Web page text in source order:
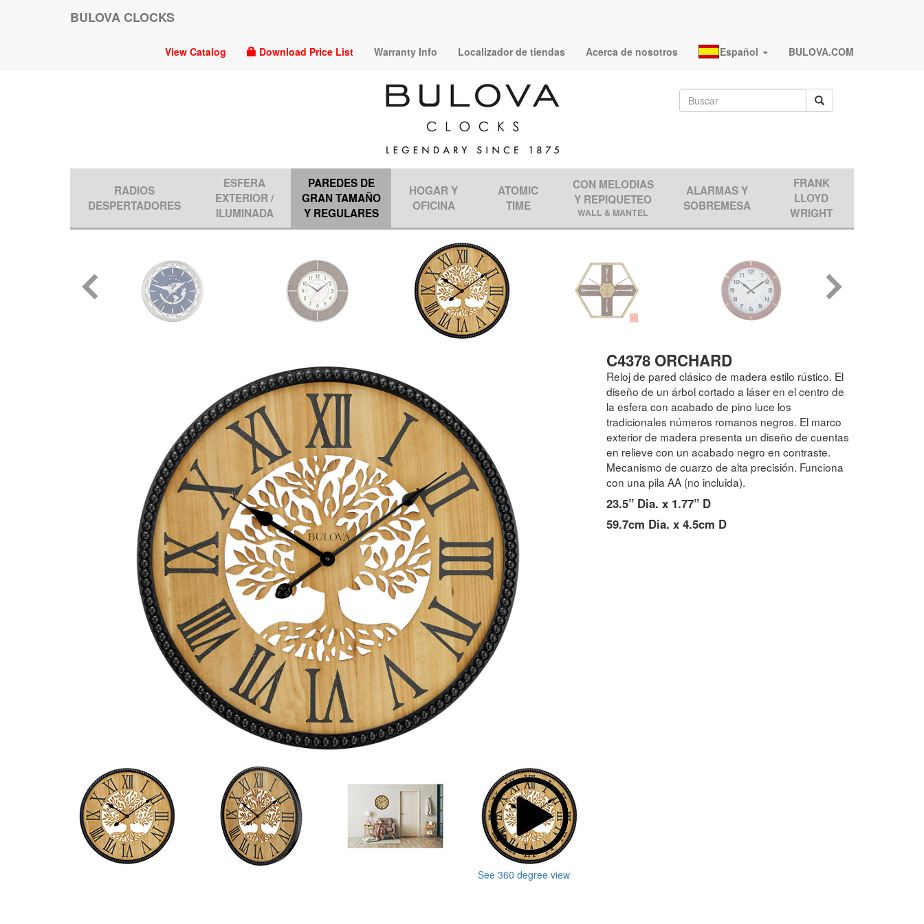
BULOVA CLOCKS
View Catalog Download Price List Warranty Info Localizador de tiendas Acerca de nosotros Español BULOVA.COM
RADIOS
DESPERTADORES
ESFERA
EXTERIOR /
ILUMINADA
PAREDES DE
GRAN TAMAÑO
Y REGULARES
HOGAR Y
OFICINA
ATOMIC
TIME
CON MELODIAS
Y REPIQUETEO
WALL & MANTEL
ALARMAS Y
SOBREMESA
FRANK
LLOYD
WRIGHT
See 360 degree view
C4378 ORCHARD
Reloj de pared clásico de madera estilo rústico. El
diseño de un árbol cortado a láser en el centro de
la esfera con acabado de pino luce los
tradicionales números romanos negros. El marco
exterior de madera presenta un diseño de cuentas
en relieve con un acabado negro en contraste.
Mecanismo de cuarzo de alta precisión. Funciona
con una pila AA (no incluida).
23.5” Dia. x 1.77” D
59.7cm Dia. x 4.5cm D